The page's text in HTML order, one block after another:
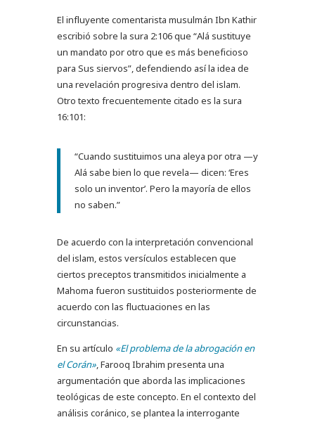
El influyente comentarista musulmán Ibn Kathir
escribió sobre la sura 2:106 que “Alá sustituye
un mandato por otro que es más beneficioso
para Sus siervos”, defendiendo así la idea de
una revelación progresiva dentro del islam.
Otro texto frecuentemente citado es la sura
16:101:
“Cuando sustituimos una aleya por otra —y
Alá sabe bien lo que revela— dicen: ‘Eres
solo un inventor’. Pero la mayoría de ellos
no saben.”
De acuerdo con la interpretación convencional
del islam, estos versículos establecen que
ciertos preceptos transmitidos inicialmente a
Mahoma fueron sustituidos posteriormente de
acuerdo con las fluctuaciones en las
circunstancias.
En su artículo «El problema de la abrogación en
el Corán», Farooq Ibrahim presenta una
argumentación que aborda las implicaciones
teológicas de este concepto. En el contexto del
análisis coránico, se plantea la interrogante